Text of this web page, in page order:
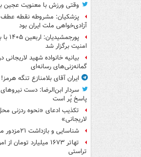
وقتی ورزش با معنویت عجین
پزشکیان: مشروطه نقطه عطف
آزادی‌خواهی ملت ایران بود
امنیت برگزار شد
بیانیه خانواده شهید لاریجانی
گمانه‌زنی‌های رسانه‌ای
ایران آقای بلامنازع تنگه هرمز!
سردار ابن‌الرضا: دست
پاسخ پُر است
تکذیب ادعای «نحوه ردزنی
لاریجانی»
شناسایی و بازداشت ۲۱مزدور موساد در کرمان
تهاتر ۱۶۷۳ میلیارد
تراستی